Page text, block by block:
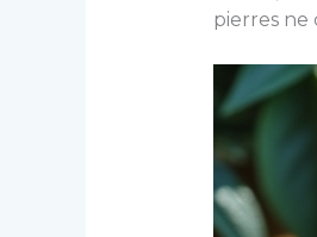
pierres ne